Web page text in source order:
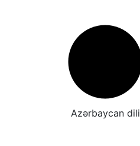
Azərbaycan dili